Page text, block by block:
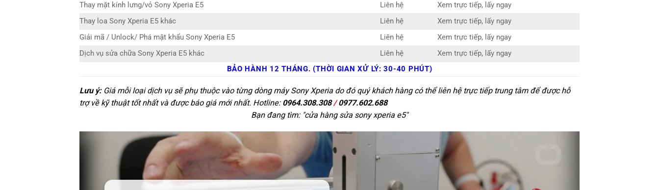
Thay mặt kính lưng/vỏ Sony Xperia E5
Liên hệ
Xem trực tiếp, lấy ngay
Thay loa Sony Xperia E5 khác
Liên hệ
Xem trực tiếp, lấy ngay
Giải mã / Unlock/ Phá mật khẩu Sony Xperia E5
Liên hệ
Xem trực tiếp, lấy ngay
Dịch vụ sửa chữa Sony Xperia E5 khác
Liên hệ
Xem trực tiếp, lấy ngay
BẢO HÀNH 12 THÁNG. (THỜI GIAN XỬ LÝ: 30-40 PHÚT)
Lưu ý:Giá mỗi loại dịch vụ sẽ phụ thuộc vào từng dòng máy Sony Xperia do đó quý khách hàng có thể liên hệ trực tiếp trung tâm để được hỗ
trợ về kỹ thuật tốt nhất và được báo giá mới nhất. Hotline: 0964.308.308/0977.602.688
Bạn đang tìm: "cửa hàng sửa sony xperia e5"